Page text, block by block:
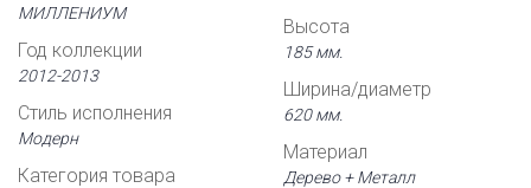
МИЛЛЕНИУМ
Год коллекции
2012-2013
Стиль исполнения
Модерн
Категория товара
Высота
185 мм.
Ширина/диаметр
620 мм.
Материал
Дерево + Металл